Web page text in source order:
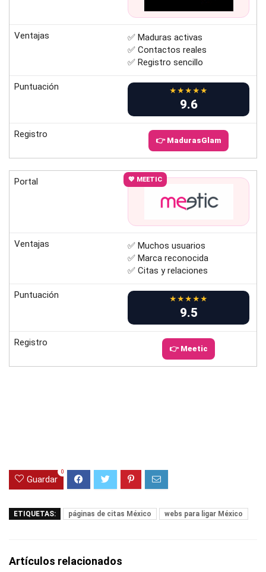
Ventajas
✅ Maduras activas
✅ Contactos reales
✅ Registro sencillo
Puntuación ★★★★★
9.6
Registro
👉 MadurasGlam
Portal 💖 MEETIC
Ventajas
✅ Muchos usuarios
✅ Marca reconocida
✅ Citas y relaciones
Puntuación ★★★★★
9.5
Registro
👉 Meetic
Guardar
0
ETIQUETAS: páginas de citas México webs para ligar México
Artículos relacionados